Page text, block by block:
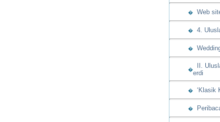
� Web
� 4.
�
�
II.
erdi
� ‘Klasik
�